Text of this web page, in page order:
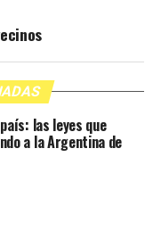
las leyes que
a la Argentina de